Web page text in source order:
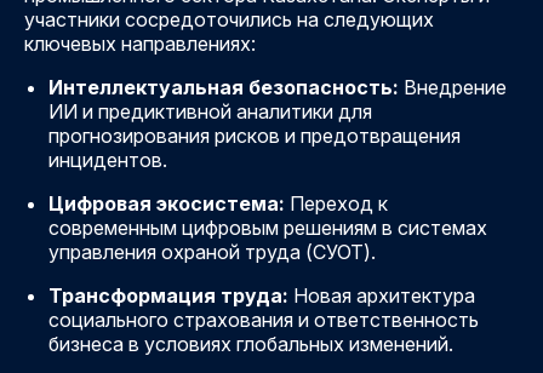
участники сосредоточились на следующих
ключевых направлениях:
Интеллектуальная безопасность: Внедрение
ИИ и предиктивной аналитики для
прогнозирования рисков и предотвращения
инцидентов.
Цифровая экосистема: Переход к
современным цифровым решениям в системах
управления охраной труда (СУОТ).
Трансформация труда: Новая архитектура
социального страхования и ответственность
бизнеса в условиях глобальных изменений.